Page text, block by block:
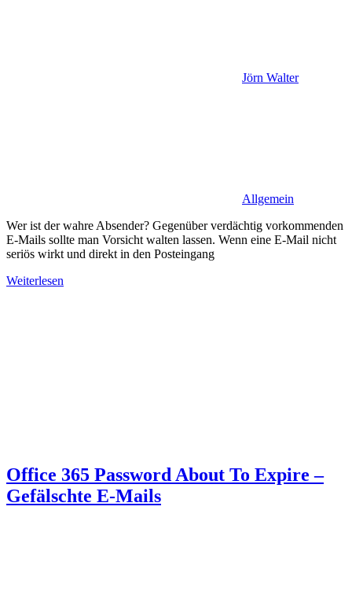
Jörn Walter
Allgemein
Wer ist der wahre Absender? Gegenüber verdächtig vorkommenden
E-Mails sollte man Vorsicht walten lassen. Wenn eine E-Mail nicht
seriös wirkt und direkt in den Posteingang
Weiterlesen
Office 365 Password About To Expire –
Gefälschte E-Mails